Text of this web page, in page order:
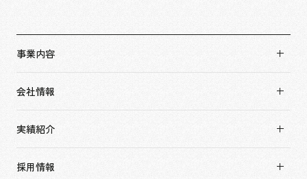
事業内容
会社情報
ソーシャルグッド
実績紹介
採用情報